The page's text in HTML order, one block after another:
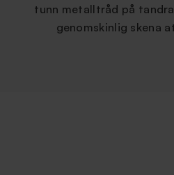
tunn metalltråd på
genomskinlig skena